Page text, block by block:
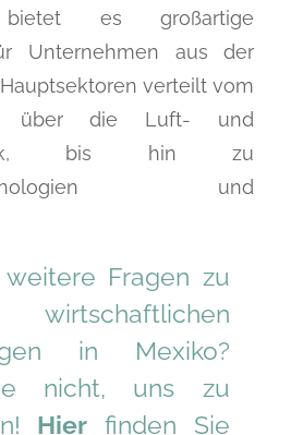
bietet es großartige
Unternehmen aus der
verteilt vom
über die Luft- und
bis hin zu
und
Fragen zu
in Mexiko?
nicht, uns zu
Hier finden Sie